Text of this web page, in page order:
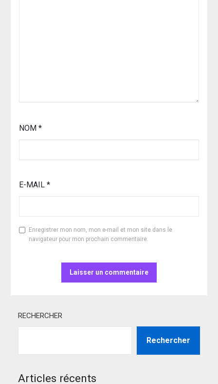
NOM *
E-MAIL *
Enregistrer mon nom, mon e-mail et mon site dans le
navigateur pour mon prochain commentaire.
RECHERCHER
Rechercher
Articles récents